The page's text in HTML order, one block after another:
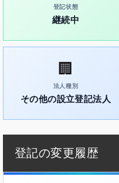
登記状態
継続中
🏢
法人種別
その他の設立登記法人
登記の変更履歴